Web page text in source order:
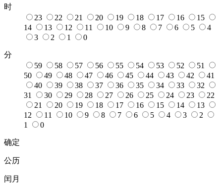
时
23
22 21 20 19 18 17 16
15
14
13 12 11 10 9 8 7 6 5
4
3
2 1 0
分
59
58 57 56 55 54 53 52
51
50
49 48 47 46 45 44 43 42
41
40
39 38 37 36 35 34 33
32
31
30 29 28 27 26 25 24 23
22
21
20 19 18 17 16 15 14
13
12
11 10 9 8 7 6 5 4 3
2
1
0
确定
公历
闰月